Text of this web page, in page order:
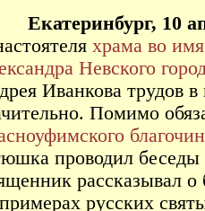
Екатеринбург, 10
храма во
Невского
Иванкова трудов в
Помимо
проводил
рассказывал о
русских